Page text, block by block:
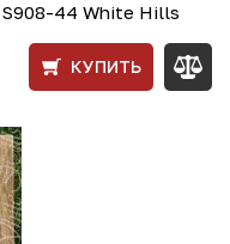
S908-44 White Hills
КУПИТЬ